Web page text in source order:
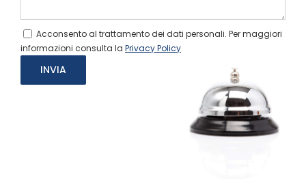
Acconsento al trattamento dei dati personali. Per maggiori
informazioni consulta la Privacy Policy